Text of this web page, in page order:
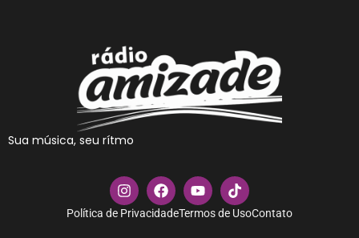
Sua música, seu rítmo
Política de PrivacidadeTermos de UsoContato